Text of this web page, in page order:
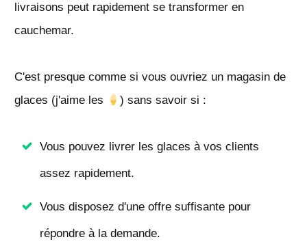
livraisons peut rapidement se transformer en
cauchemar.
C'est presque comme si vous ouvriez un magasin de
glaces (j'aime les
) sans savoir si :
Vous pouvez livrer les glaces à vos clients
assez rapidement.
Vous disposez d'une offre suffisante pour
répondre à la demande.